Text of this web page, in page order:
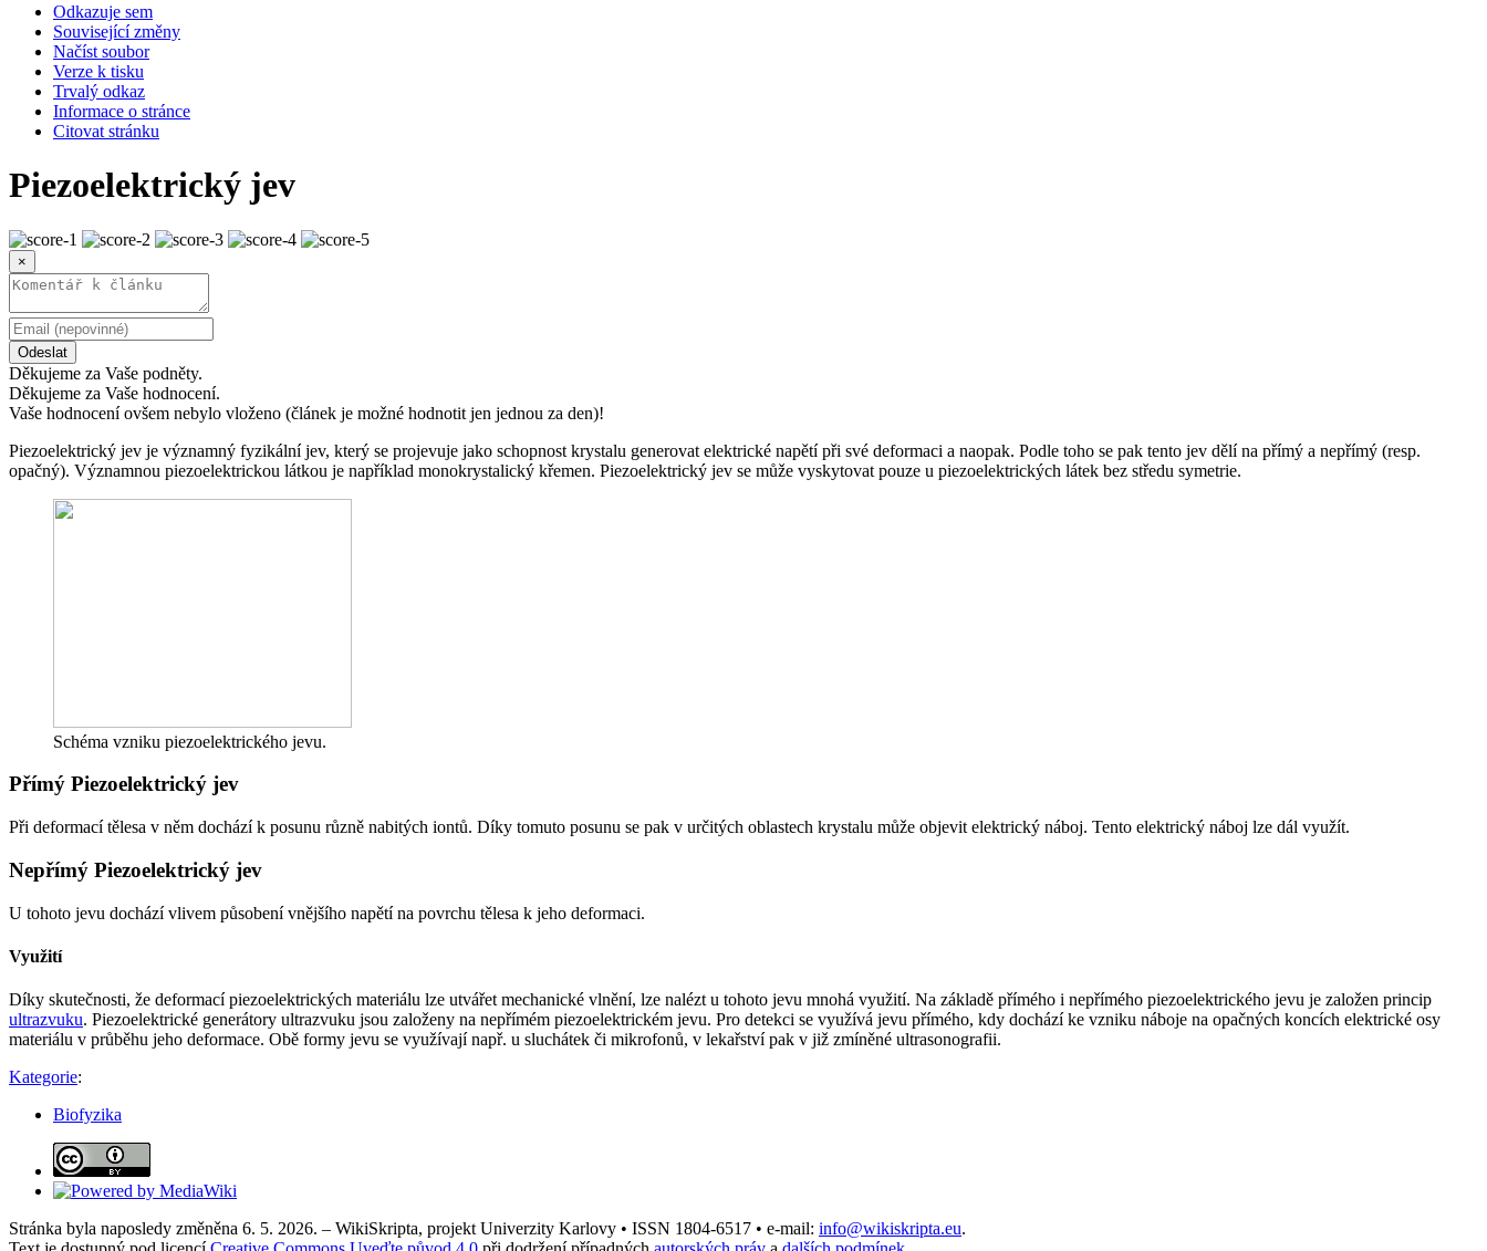
Odkazuje sem
Související změny
Načíst soubor
Verze k tisku
Trvalý odkaz
Informace o stránce
Citovat stránku
Piezoelektrický jev
×
Odeslat
Děkujeme za Vaše podněty.
Děkujeme za Vaše hodnocení.
Vaše hodnocení ovšem nebylo vloženo (článek je možné hodnotit jen jednou za den)!
Piezoelektrický jev je významný fyzikální jev, který se projevuje jako schopnost krystalu generovat elektrické napětí při své deformaci a naopak. Podle toho se pak tento jev dělí na přímý a nepřímý (resp.
opačný). Významnou piezoelektrickou látkou je například monokrystalický křemen. Piezoelektrický jev se může vyskytovat pouze u piezoelektrických látek bez středu symetrie.
Schéma vzniku piezoelektrického jevu.
Přímý Piezoelektrický jev
Při deformací tělesa v něm dochází k posunu různě nabitých iontů. Díky tomuto posunu se pak v určitých oblastech krystalu může objevit elektrický náboj. Tento elektrický náboj lze dál využít.
Nepřímý Piezoelektrický jev
U tohoto jevu dochází vlivem působení vnějšího napětí na povrchu tělesa k jeho deformaci.
Využití
Díky skutečnosti, že deformací piezoelektrických materiálu lze utvářet mechanické vlnění, lze nalézt u tohoto jevu mnohá využití. Na základě přímého i nepřímého piezoelektrického jevu je založen princip
ultrazvuku. Piezoelektrické generátory ultrazvuku jsou založeny na nepřímém piezoelektrickém jevu. Pro detekci se využívá jevu přímého, kdy dochází ke vzniku náboje na opačných koncích elektrické osy
materiálu v průběhu jeho deformace. Obě formy jevu se využívají např. u sluchátek či mikrofonů, v lekařství pak v již zmíněné ultrasonografii.
Kategorie:
Biofyzika
Stránka byla naposledy změněna 6. 5. 2026. – WikiSkripta, projekt Univerzity Karlovy • ISSN 1804-6517 • e-mail: info@wikiskripta.eu.